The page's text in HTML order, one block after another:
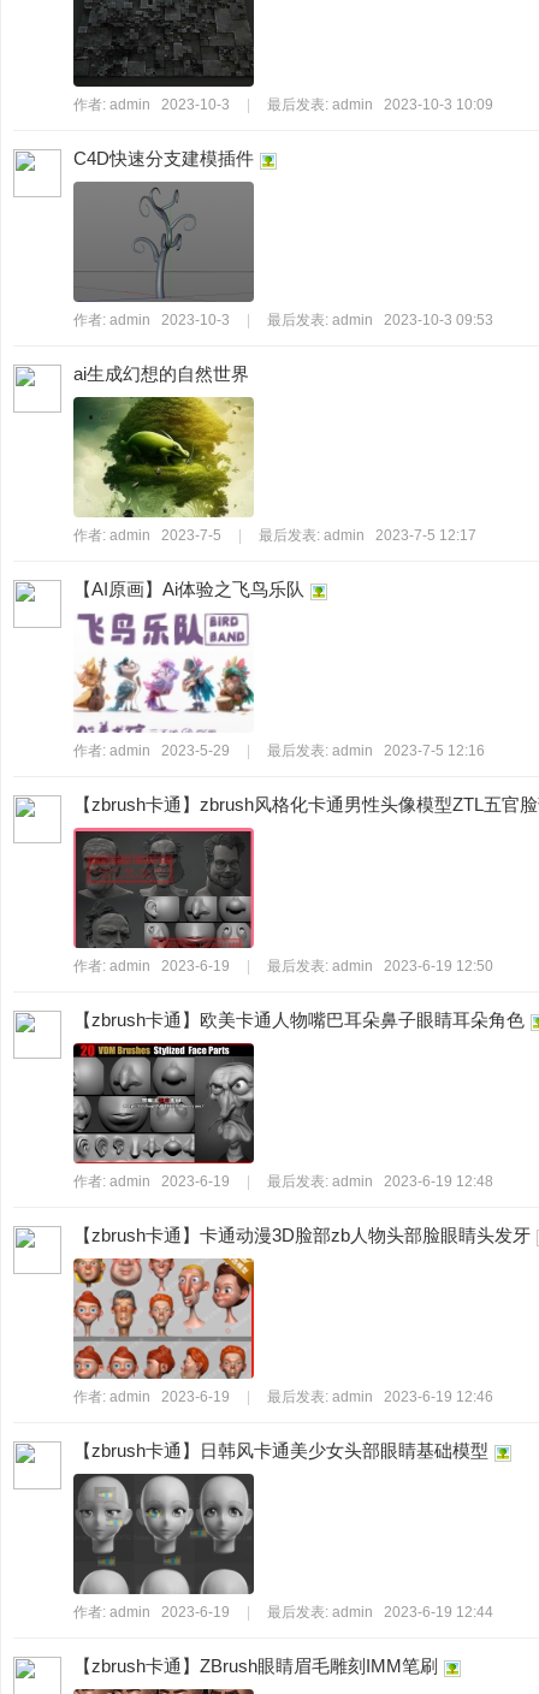
作者: admin 2023-10-3 最后发表: admin 2023-10-3 10:09
C4D快速分支建模插件
作者: admin 2023-10-3 最后发表: admin 2023-10-3 09:53
ai生成幻想的自然世界
作者: admin 2023-7-5 最后发表: admin 2023-7-5 12:17
【AI原画】Ai体验之飞鸟乐队
作者: admin 2023-5-29 最后发表: admin 2023-7-5 12:16
【zbrush卡通】zbrush风格化卡通男性头像模型ZTL五官
作者: admin 2023-6-19 最后发表: admin 2023-6-19 12:50
【zbrush卡通】欧美卡通人物嘴巴耳朵鼻子眼睛耳朵角色
作者: admin 2023-6-19 最后发表: admin 2023-6-19 12:48
【zbrush卡通】卡通动漫3D脸部zb人物头部脸眼睛头发牙
作者: admin 2023-6-19 最后发表: admin 2023-6-19 12:46
【zbrush卡通】日韩风卡通美少女头部眼睛基础模型
作者: admin 2023-6-19 最后发表: admin 2023-6-19 12:44
【zbrush卡通】ZBrush眼睛眉毛雕刻IMM笔刷